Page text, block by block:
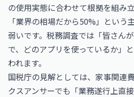
の使用実態に合わせて根拠を組み
「業界の相場だから50%」という
弱いです。税務調査では「皆さん
で、どのアプリを使っているか」
われます。
国税庁の見解としては、家事関連
クスアンサーでも「業務遂行上直